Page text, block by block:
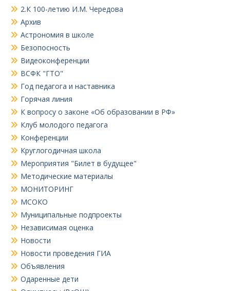
2.К 100-летию И.М. Чередова
Архив
Астрономия в школе
Безопосность
Видеоконференции
ВСФК "ГТО"
Год педагога и наставника
Горячая линия
К вопросу о законе «Об образовании в РФ»
Клуб молодого педагога
Конференции
Круглогодичная школа
Мероприятия "Билет в будущее"
Методические материалы
МОНИТОРИНГ
МСОКО
Муниципальные подпроекты
Независимая оценка
Новости
Новости проведения ГИА
Объявления
Одаренные дети